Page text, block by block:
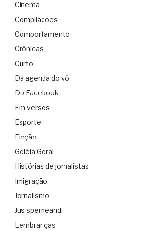
Cinema
Compilações
Comportamento
Crônicas
Curto
Da agenda do vô
Do Facebook
Em versos
Esporte
Ficção
Geléia Geral
Histórias de jornalistas
Imigração
Jornalismo
Jus sperneandi
Lembranças